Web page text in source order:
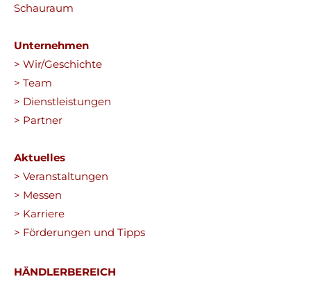
Schauraum
Unternehmen
> Wir/Geschichte
> Team
> Dienstleistungen
> Partner
Aktuelles
> Veranstaltungen
> Messen
> Karriere
> Förderungen und Tipps
HÄNDLERBEREICH